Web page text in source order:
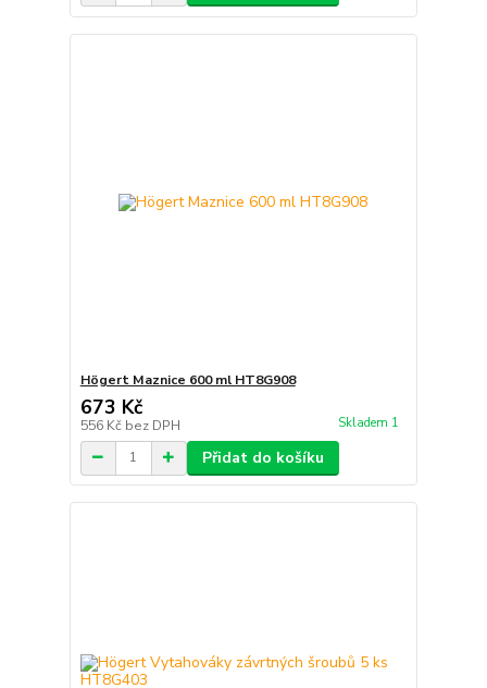
Högert Maznice 600 ml HT8G908
673 Kč
556 Kč bez DPH Skladem 1
Přidat do košíku